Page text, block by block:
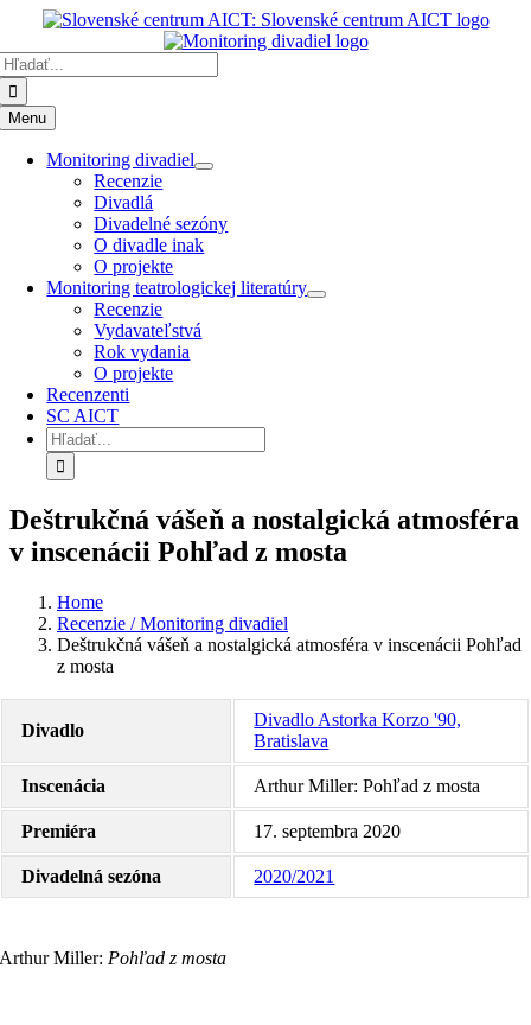
Preskočiť
obsahu
Menu
Monitoring divadiel
Recenzie
Divadlá
Divadelné sezóny
O divadle inak
O projekte
Monitoring teatrologickej literatúry
Recenzie
Vydavateľstvá
Rok vydania
O projekte
Recenzenti
SC AICT
Hľadať:
Deštrukčná vášeň a nostalgická atmosféra
v inscenácii Pohľad z mosta
Home
Recenzie / Monitoring divadiel
Deštrukčná vášeň a nostalgická atmosféra v inscenácii Pohľad
z mosta
Divadlo
Divadlo Astorka Korzo '90,
Bratislava
Inscenácia Arthur Miller: Pohľad z mosta
Premiéra 17. septembra 2020
Divadelná sezóna 2020/2021
Arthur Miller: Pohľad z mosta